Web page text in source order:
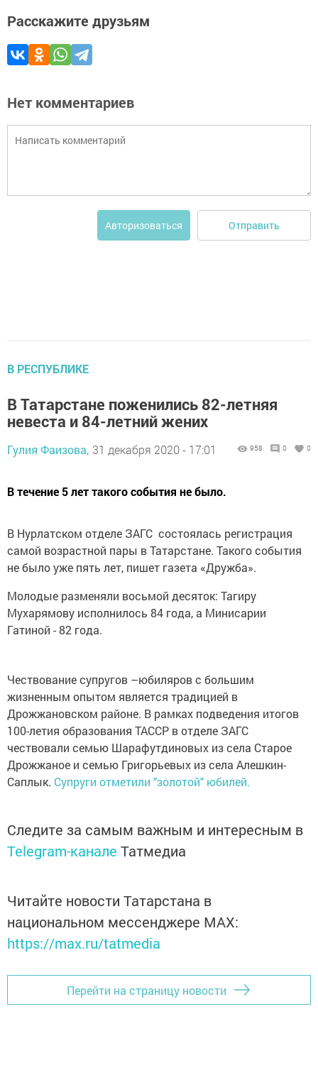
Расскажите друзьям
Нет комментариев
Авторизоваться Отправить
В РЕСПУБЛИКЕ
В Татарстане поженились 82-летняя
невеста и 84-летний жених
Гулия Фаизова, 31 декабря 2020 - 17:01 958 0 0
В течение 5 лет такого события не было.
В Нурлатском отделе ЗАГС состоялась регистрация
самой возрастной пары в Татарстане. Такого события
не было уже пять лет, пишет газета «Дружба».
Молодые разменяли восьмой десяток: Тагиру
Мухарямову исполнилось 84 года, а Минисарии
Гатиной - 82 года.
Чествование супругов –юбиляров с большим
жизненным опытом является традицией в
Дрожжановском районе. В рамках подведения итогов
100-летия образования ТАССР в отделе ЗАГС
чествовали семью Шарафутдиновых из села Старое
Дрожжаное и семью Григорьевых из села Алешкин-
Саплык. Супруги отметили "золотой" юбилей.
Следите за самым важным и интересным в
Telegram-канале Татмедиа
Читайте новости Татарстана в
национальном мессенджере MАХ:
https://max.ru/tatmedia
Перейти на страницу новости